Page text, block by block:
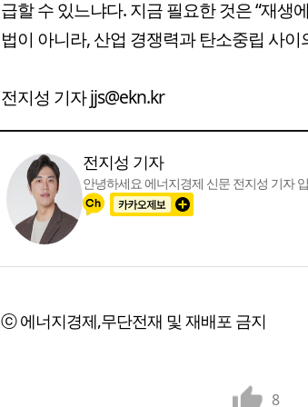
급할 수 있느냐다. 지금 필요한 것은 “재생
법이 아니라, 산업 경쟁력과 탄소중립 사
전지성 기자 jjs@ekn.kr
전지성 기자
안녕하세요 에너지경제 신문 전지성 기자
ⓒ 에너지경제,무단전재 및 재배포 금지
8